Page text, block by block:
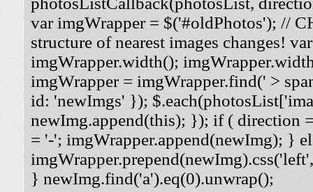
var imgWrapper = $('#oldPhotos'); //
structure of nearest images changes!
imgWrapper.width();
imgWrapper = imgWrapper.find(' >
id: 'newImgs' });
newImg.append(this); }); if ( direction
= '-'; imgWrapper.append(newImg); }
} newImg.find('a').eq(0).unwrap();